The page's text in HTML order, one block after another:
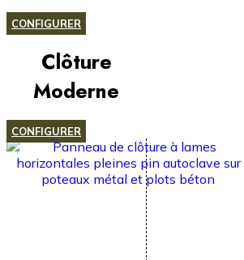
CONFIGURER
Clôture
Moderne
CONFIGURER